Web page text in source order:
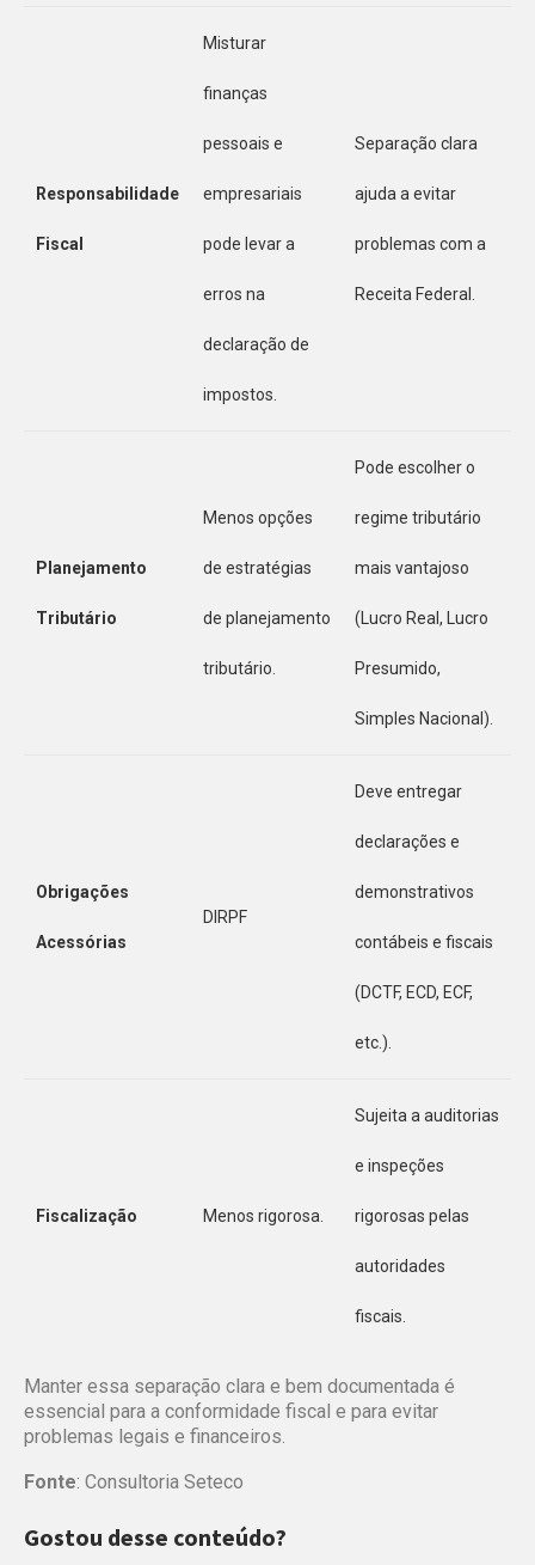
Responsabilidade
Fiscal
Misturar
finanças
pessoais e
empresariais
pode levar a
erros na
declaração de
impostos.
Separação clara
ajuda a evitar
problemas com a
Receita Federal.
Planejamento
Tributário
Menos opções
de estratégias
de planejamento
tributário.
Pode escolher o
regime tributário
mais vantajoso
(Lucro Real, Lucro
Presumido,
Simples Nacional).
Obrigações
Acessórias
DIRPF
Deve entregar
declarações e
demonstrativos
contábeis e fiscais
(DCTF, ECD, ECF,
etc.).
Fiscalização Menos rigorosa.
Sujeita a auditorias
e inspeções
rigorosas pelas
autoridades
fiscais.
Manter essa separação clara e bem documentada é
essencial para a conformidade fiscal e para evitar
problemas legais e financeiros.
Fonte: Consultoria Seteco
Gostou desse conteúdo?